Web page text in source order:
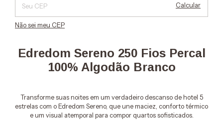
Calcular
Não sei meu CEP
Edredom Sereno 250 Fios Percal
100% Algodão Branco
Transforme suas noites em um verdadeiro descanso de hotel 5
estrelas com o Edredom Sereno, que une maciez, conforto térmico
e um visual atemporal para compor quartos sofisticados.